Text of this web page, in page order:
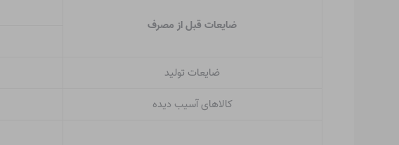
ضایعات قبل از مصرف
ضایعات تولید
کالاهای آسیب دیده